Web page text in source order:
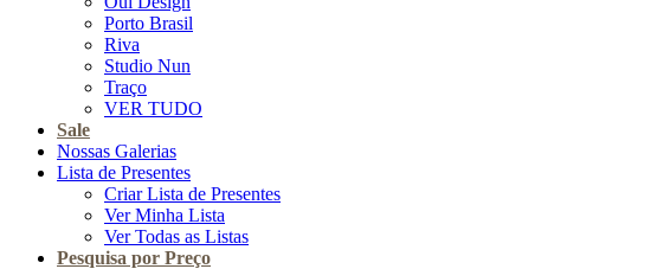
Porto Brasil
Riva
Studio Nun
Traço
VER TUDO
Sale
Nossas Galerias
Lista de Presentes
Criar Lista de Presentes
Ver Minha Lista
Ver Todas as Listas
Pesquisa por Preço